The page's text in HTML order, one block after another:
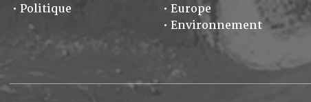
Politique
Europe
Environnement